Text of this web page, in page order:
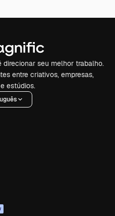
seu melhor trabalho.
entre criativos, empresas,
estúdios.